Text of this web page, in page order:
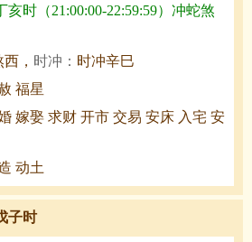
时（21:00:00-22:59:59）冲蛇煞
， 时冲： 时冲辛巳
福星
嫁娶 求财 开市 交易 安床 入宅 安
动土
子时